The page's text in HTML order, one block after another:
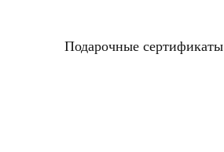
Подарочные сертификаты